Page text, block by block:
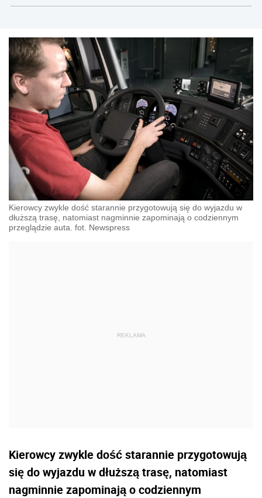
Kierowcy zwykle dość starannie przygotowują się do wyjazdu w
dłuższą trasę, natomiast nagminnie zapominają o codziennym
przeglądzie auta. fot. Newspress
Kierowcy zwykle dość starannie przygotowują
się do wyjazdu w dłuższą trasę, natomiast
nagminnie zapominają o codziennym